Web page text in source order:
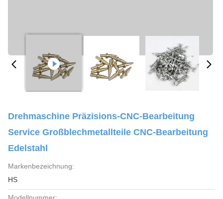
Drehmaschine Präzisions-CNC-Bearbeitung
Service Großblechmetallteile CNC-Bearbeitung
Edelstahl
Markenbezeichnung:
HS